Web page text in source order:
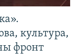
культура,
фронт